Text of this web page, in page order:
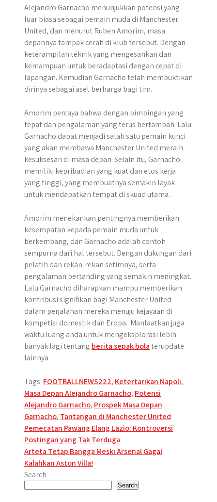
Alejandro Garnacho menunjukkan potensi yang
luar biasa sebagai pemain muda di Manchester
United, dan menurut Ruben Amorim, masa
depannya tampak cerah di klub tersebut. Dengan
keterampilan teknik yang mengesankan dan
kemampuan untuk beradaptasi dengan cepat di
lapangan. Kemudian Garnacho telah membuktikan
dirinya sebagai aset berharga bagi tim.
Amorim percaya bahwa dengan bimbingan yang
tepat dan pengalaman yang terus bertambah. Lalu
Garnacho dapat menjadi salah satu pemain kunci
yang akan membawa Manchester United meraih
kesuksesan di masa depan. Selain itu, Garnacho
memiliki kepribadian yang kuat dan etos kerja
yang tinggi, yang membuatnya semakin layak
untuk mendapatkan tempat di skuad utama.
Amorim menekankan pentingnya memberikan
kesempatan kepada pemain muda untuk
berkembang, dan Garnacho adalah contoh
sempurna dari hal tersebut. Dengan dukungan dari
pelatih dan rekan-rekan setimnya, serta
pengalaman bertanding yang semakin meningkat.
Lalu Garnacho diharapkan mampu memberikan
kontribusi signifikan bagi Manchester United
dalam perjalanan mereka menuju kejayaan di
kompetisi domestik dan Eropa. Manfaatkan juga
waktu luang anda untuk mengeksplorasi lebih
banyak lagi tentang berita sepak bolaterupdate
lainnya.
Tags: FOOTBALLNEWS222, Ketertarikan Napoli,
Masa Depan Alejandro Garnacho, Potensi
Alejandro Garnacho, Prospek Masa Depan
Garnacho, Tantangan di Manchester United
Post
navigation
Pemecatan Pawang Elang Lazio: Kontroversi
Postingan yang Tak Terduga
Arteta Tetap Bangga Meski Arsenal Gagal
Kalahkan Aston Villa!
Search
Search